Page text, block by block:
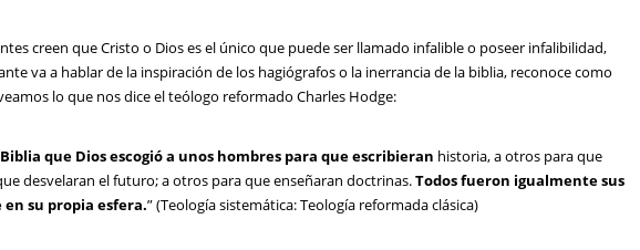
creen que Cristo o Dios es el único que puede ser llamado infalible o poseer infalibilidad,
va a hablar de la inspiración de los hagiógrafos o la inerrancia de la biblia, reconoce como
lo que nos dice el teólogo reformado Charles Hodge:
que Dios escogió a unos hombres para que escribieran historia, a otros para que
desvelaran el futuro; a otros para que enseñaran doctrinas.Todos fueron igualmente sus
su propia esfera.” (Teología sistemática: Teología reformada clásica)